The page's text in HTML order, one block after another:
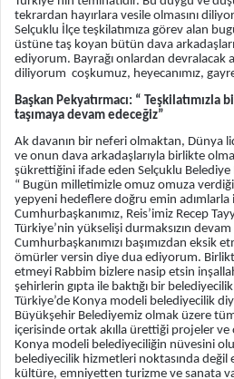
tekrardan hayırlara vesile olmasını
Selçuklu İlçe teşkilatımıza görev alan
üstüne taş koyan bütün dava
ediyorum. Bayrağı onlardan devralacak
diliyorum coşkumuz, heyecanımız,
Başkan Pekyatırmacı: “
taşımaya devam edeceğiz”
Ak davanın bir neferi olmaktan, Dünya
ve onun dava arkadaşlarıyla birlikte
şükrettiğini ifade eden Selçuklu Belediye
“ Bugün milletimizle omuz omuza
yepyeni hedeflere doğru emin adımlarla
Cumhurbaşkanımız, Reis’imiz Recep
Türkiye’nin yükselişi durmaksızın
Cumhurbaşkanımızı başımızdan eksik
ömürler versin diye dua ediyorum.
etmeyi Rabbim bizlere nasip etsin
şehirlerin gıpta ile baktığı bir
Türkiye’de Konya modeli belediyecilik
Büyükşehir Belediyemiz olmak üzere
içerisinde ortak akılla ürettiği projeler
Konya modeli belediyeciliğin nüvesini
belediyecilik hizmetleri noktasında değil
kültüre, emniyetten turizme ve sanata